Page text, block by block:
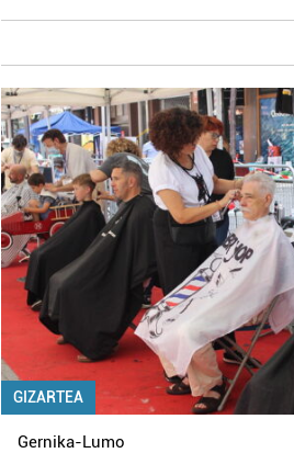
GIZARTEA
Gernika-Lumo